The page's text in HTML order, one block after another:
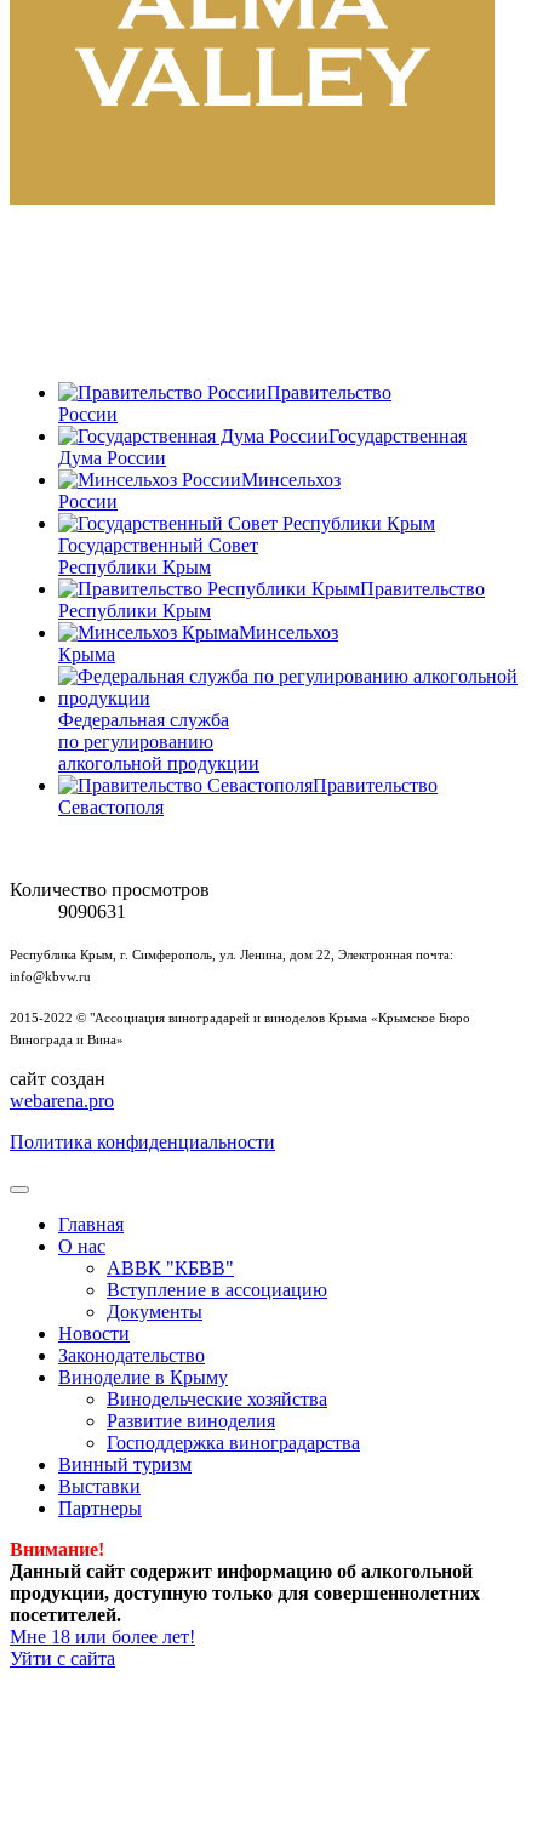
Правительство
России
Государственная
Дума России
Минсельхоз
России
Государственный Совет
Республики Крым
Правительство
Республики Крым
Минсельхоз
Крыма
Федеральная служба
по регулированию
алкогольной продукции
Правительство
Севастополя
Количество просмотров
9090631
Республика Крым, г. Симферополь, ул. Ленина, дом 22, Электронная почта:
info@kbvw.ru
2015-2022 © "Ассоциация виноградарей и виноделов Крыма «Крымское Бюро
Винограда и Вина»
сайт создан
webarena.pro
Политика конфиденциальности
Главная
О нас
АВВК "КБВВ"
Вступление в ассоциацию
Документы
Новости
Законодательство
Виноделие в Крыму
Винодельческие хозяйства
Развитие виноделия
Господдержка виноградарства
Винный туризм
Выставки
Партнеры
Внимание!
Данный сайт содержит информацию об алкогольной
продукции, доступную только для совершеннолетних
посетителей.
Мне 18 или более лет!
Уйти с сайта